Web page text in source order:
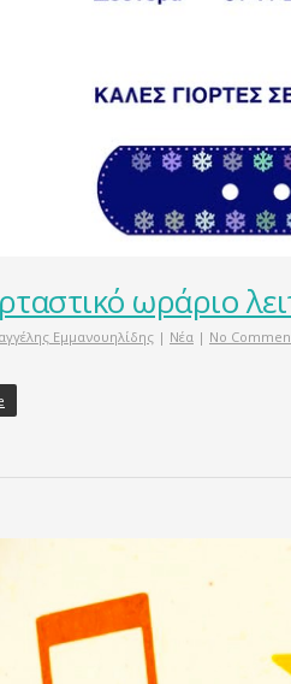
ωράριο
Εμμανουηλίδης | Νέα | No